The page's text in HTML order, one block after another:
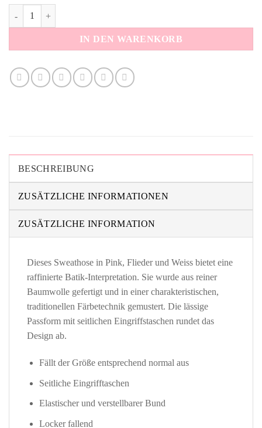
IN DEN WARENKORB
BESCHREIBUNG
ZUSÄTZLICHE INFORMATIONEN
ZUSÄTZLICHE INFORMATION
Dieses Sweathose in Pink, Flieder und Weiss bietet eine
raffinierte Batik-Interpretation. Sie wurde aus reiner
Baumwolle gefertigt und in einer charakteristischen,
traditionellen Färbetechnik gemustert. Die lässige
Passform mit seitlichen Eingriffstaschen rundet das
Design ab.
Fällt der Größe entsprechend normal aus
Seitliche Eingrifftaschen
Elastischer und verstellbarer Bund
Locker fallend